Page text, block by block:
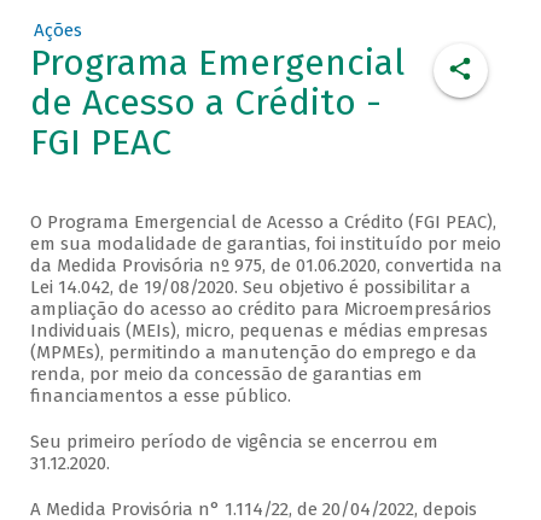
Ações
Programa Emergencial
de Acesso a Crédito -
FGI PEAC
O Programa Emergencial de Acesso a Crédito (FGI PEAC),
em sua modalidade de garantias, foi instituído por meio
da Medida Provisória nº 975, de 01.06.2020, convertida na
Lei 14.042, de 19/08/2020. Seu objetivo é possibilitar a
ampliação do acesso ao crédito para Microempresários
Individuais (MEIs), micro, pequenas e médias empresas
(MPMEs), permitindo a manutenção do emprego e da
renda, por meio da concessão de garantias em
financiamentos a esse público.
Seu primeiro período de vigência se encerrou em
31.12.2020.
A Medida Provisória n° 1.114/22, de 20/04/2022, depois